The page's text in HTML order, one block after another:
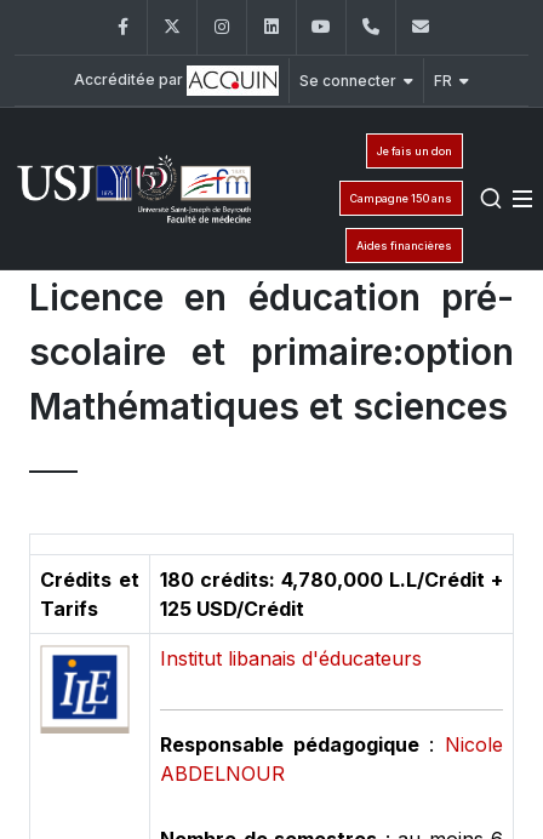
FacebookTwitter InstagramLinkedInYouTube+961 (1) 421 235
Accréditée par Se connecter FR
Je fais un don
Campagne 150 ans
Aides financières
Licence en éducation pré-
scolaire et primaire:option
Mathématiques et sciences
Crédits et
Tarifs
180 crédits: 4,780,000 L.L/Crédit +
125 USD/Crédit
Institut libanais d'éducateurs
Responsable pédagogique: Nicole
ABDELNOUR